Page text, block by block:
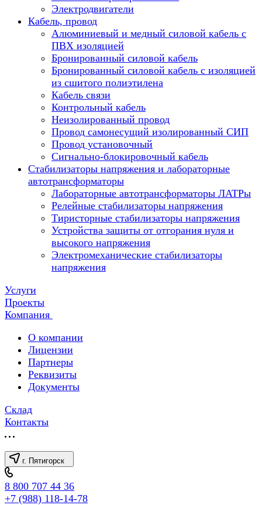
Электродвигатели
Кабель, провод
Алюминиевый и медный силовой кабель с
ПВХ изоляцией
Бронированный силовой кабель
Бронированный силовой кабель с изоляцией
из сшитого полиэтилена
Кабель связи
Контрольный кабель
Неизолированный провод
Провод самонесущий изолированный СИП
Провод установочный
Сигнально-блокировочный кабель
Стабилизаторы напряжения и лабораторные
автотрансформаторы
Лабораторные автотрансформаторы ЛАТРы
Релейные стабилизаторы напряжения
Тиристорные стабилизаторы напряжения
Устройства защиты от отгорания нуля и
высокого напряжения
Электромеханические стабилизаторы
напряжения
Услуги
Проекты
Компания
О компании
Лицензии
Партнеры
Реквизиты
Документы
Склад
Контакты
г. Пятигорск
8 800 707 44 36
+7 (988) 118-14-78